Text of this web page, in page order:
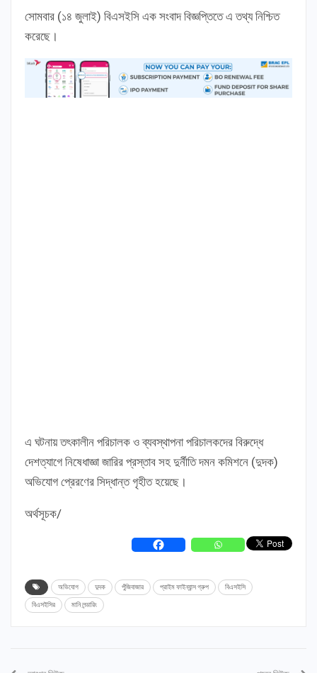
সোমবার (১৪ জুলাই) বিএসইসি এক সংবাদ বিজ্ঞপ্তিতে এ তথ্য নিশ্চিত
করেছে।
এ ঘটনায় তৎকালীন পরিচালক ও ব্যবস্থাপনা পরিচালকদের বিরুদ্ধে
দেশত্যাগে নিষেধাজ্ঞা জারির প্রস্তাব সহ দুর্নীতি দমন কমিশনে (দুদক)
অভিযোগ প্রেরণের সিদ্ধান্ত গৃহীত হয়েছে।
অর্থসূচক/
অভিযোগ দুদক পুঁজিবাজার প্রাইম ফাইন্যান্স গ্রুপ বিএসইসি
বিএসইসির মানি লন্ডারিং